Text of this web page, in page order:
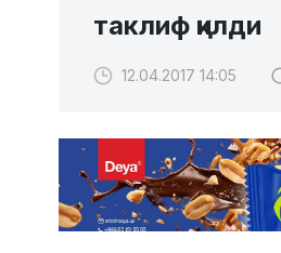
таклиф қилди
12.04.2017 14:05